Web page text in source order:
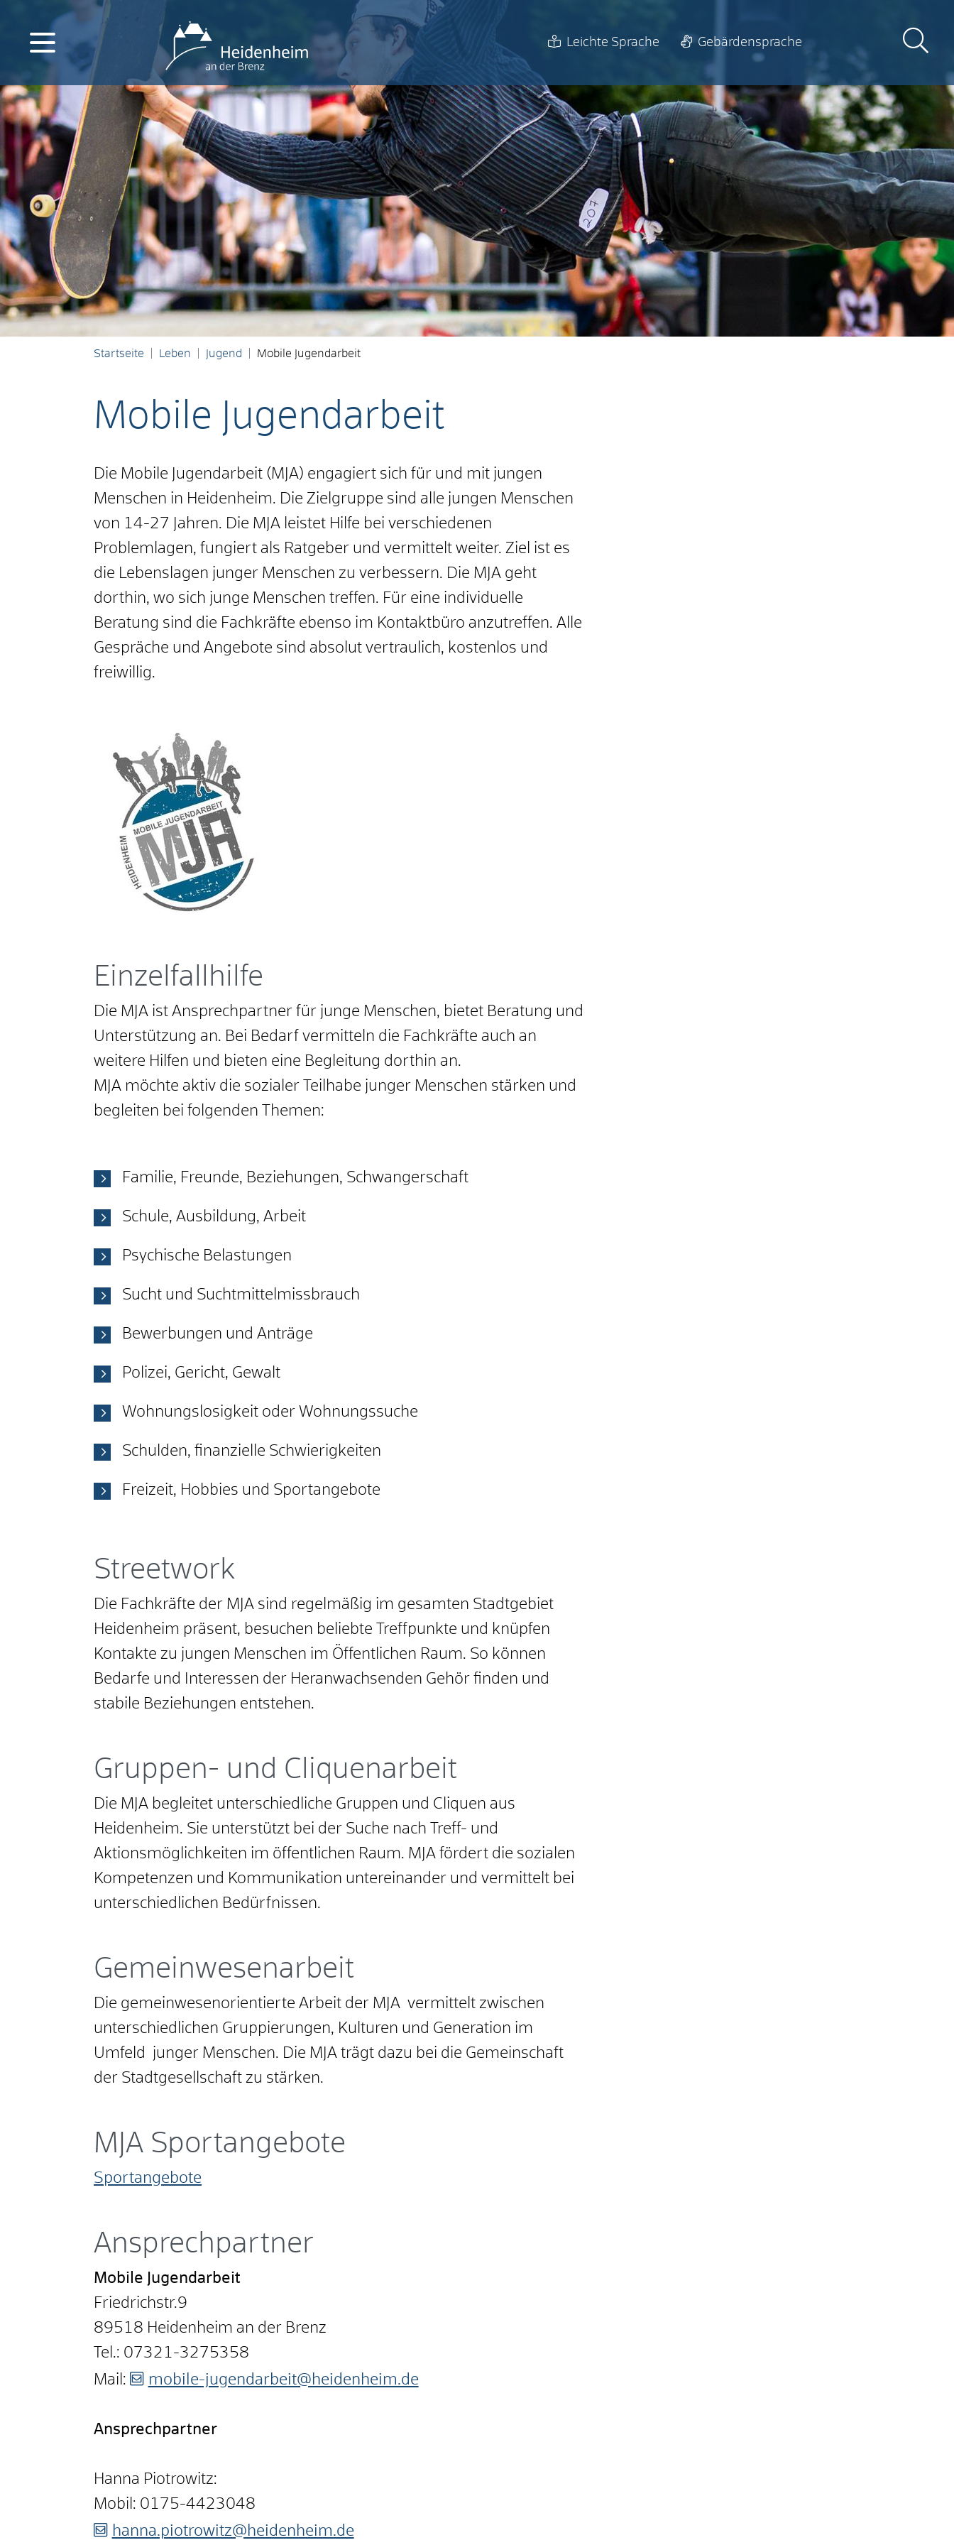
Leichte Sprache Gebärdensprache
Startseite Leben Jugend Mobile Jugendarbeit
Mobile Jugendarbeit
Die Mobile Jugendarbeit (MJA) engagiert sich für und mit jungen
Menschen in Heidenheim. Die Zielgruppe sind alle jungen Menschen
von 14-27 Jahren. Die MJA leistet Hilfe bei verschiedenen
Problemlagen, fungiert als Ratgeber und vermittelt weiter. Ziel ist es
die Lebenslagen junger Menschen zu verbessern. Die MJA geht
dorthin, wo sich junge Menschen treffen. Für eine individuelle
Beratung sind die Fachkräfte ebenso im Kontaktbüro anzutreffen. Alle
Gespräche und Angebote sind absolut vertraulich, kostenlos und
freiwillig.
Einzelfallhilfe
Die MJA ist Ansprechpartner für junge Menschen, bietet Beratung und
Unterstützung an. Bei Bedarf vermitteln die Fachkräfte auch an
weitere Hilfen und bieten eine Begleitung dorthin an.
MJA möchte aktiv die sozialer Teilhabe junger Menschen stärken und
begleiten bei folgenden Themen:
Familie, Freunde, Beziehungen, Schwangerschaft
Schule, Ausbildung, Arbeit
Psychische Belastungen
Sucht und Suchtmittelmissbrauch
Bewerbungen und Anträge
Polizei, Gericht, Gewalt
Wohnungslosigkeit oder Wohnungssuche
Schulden, finanzielle Schwierigkeiten
Freizeit, Hobbies und Sportangebote
Streetwork
Die Fachkräfte der MJA sind regelmäßig im gesamten Stadtgebiet
Heidenheim präsent, besuchen beliebte Treffpunkte und knüpfen
Kontakte zu jungen Menschen im Öffentlichen Raum. So können
Bedarfe und Interessen der Heranwachsenden Gehör finden und
stabile Beziehungen entstehen.
Gruppen- und Cliquenarbeit
Die MJA begleitet unterschiedliche Gruppen und Cliquen aus
Heidenheim. Sie unterstützt bei der Suche nach Treff- und
Aktionsmöglichkeiten im öffentlichen Raum. MJA fördert die sozialen
Kompetenzen und Kommunikation untereinander und vermittelt bei
unterschiedlichen Bedürfnissen.
Gemeinwesenarbeit
Die gemeinwesenorientierte Arbeit der MJA vermittelt zwischen
unterschiedlichen Gruppierungen, Kulturen und Generation im
Umfeld junger Menschen. Die MJA trägt dazu bei die Gemeinschaft
der Stadtgesellschaft zu stärken.
MJA Sportangebote
Sportangebote
Ansprechpartner
Mobile Jugendarbeit
Friedrichstr.9
89518 Heidenheim an der Brenz
Tel.: 07321-3275358
Mail:
mobile-jugendarbeit@heidenheim.de
Ansprechpartner
Hanna Piotrowitz:
Mobil: 0175-4423048
hanna.piotrowitz@heidenheim.de